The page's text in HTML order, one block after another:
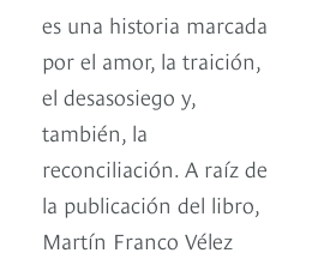
es una historia marcada
por el amor, la traición,
el desasosiego y,
también, la
reconciliación. A raíz de
la publicación del libro,
Martín Franco Vélez